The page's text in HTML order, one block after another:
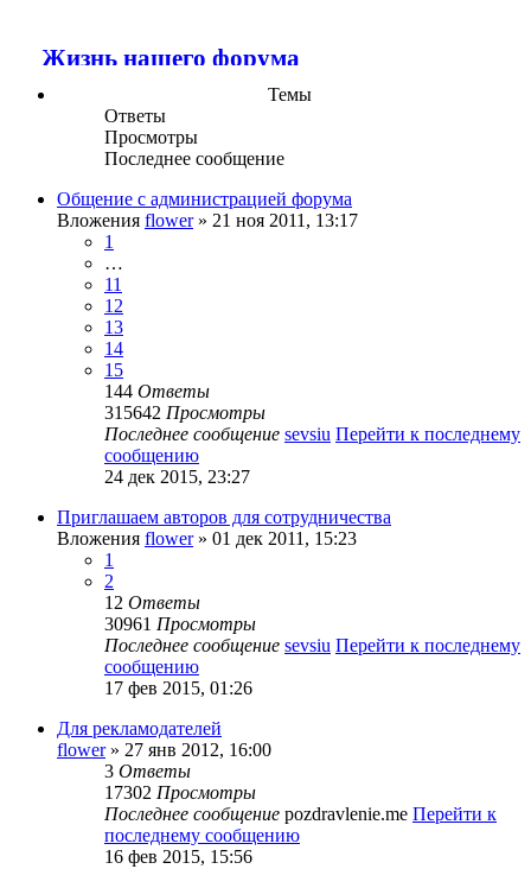
Жизнь нашего форума
Темы
Ответы
Просмотры
Последнее сообщение
Общение с администрацией форума
Вложения flower» 21 ноя 2011, 13:17
1
…
11
12
13
14
15
144 Ответы
315642 Просмотры
Последнее сообщение sevsiu Перейти к последнему
сообщению
24 дек 2015, 23:27
Приглашаем авторов для сотрудничества
Вложения flower» 01 дек 2011, 15:23
1
2
12 Ответы
30961 Просмотры
Последнее сообщение sevsiu Перейти к последнему
сообщению
17 фев 2015, 01:26
Для рекламодателей
flower» 27 янв 2012, 16:00
3 Ответы
17302 Просмотры
Последнее сообщение pozdravlenie.me Перейти к
последнему сообщению
16 фев 2015, 15:56